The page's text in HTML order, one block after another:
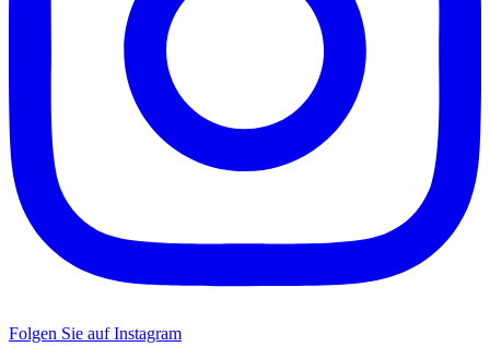
Folgen Sie auf Instagram